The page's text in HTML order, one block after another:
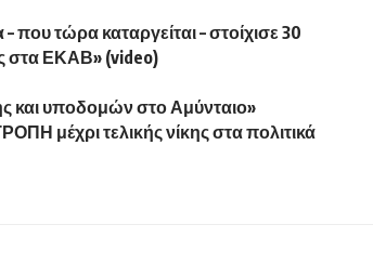
τώρα καταργείται – στοίχισε 30
στα ΕΚΑΒ» (video)
και υποδομών στο Αμύνταιο»
μέχρι τελικής νίκης στα πολιτικά